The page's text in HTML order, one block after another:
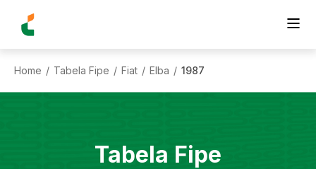
Home / Tabela Fipe / Fiat / Elba / 1987
Tabela Fipe